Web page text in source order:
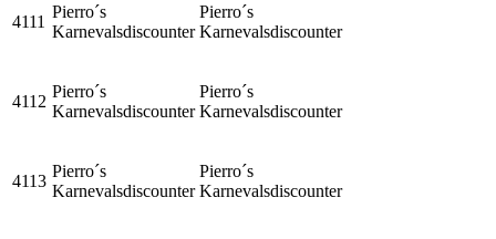
4111
Pierro´s
Karnevalsdiscounter
Pierro´s
Karnevalsdiscounter
4112
Pierro´s
Karnevalsdiscounter
Pierro´s
Karnevalsdiscounter
4113
Pierro´s
Karnevalsdiscounter
Pierro´s
Karnevalsdiscounter